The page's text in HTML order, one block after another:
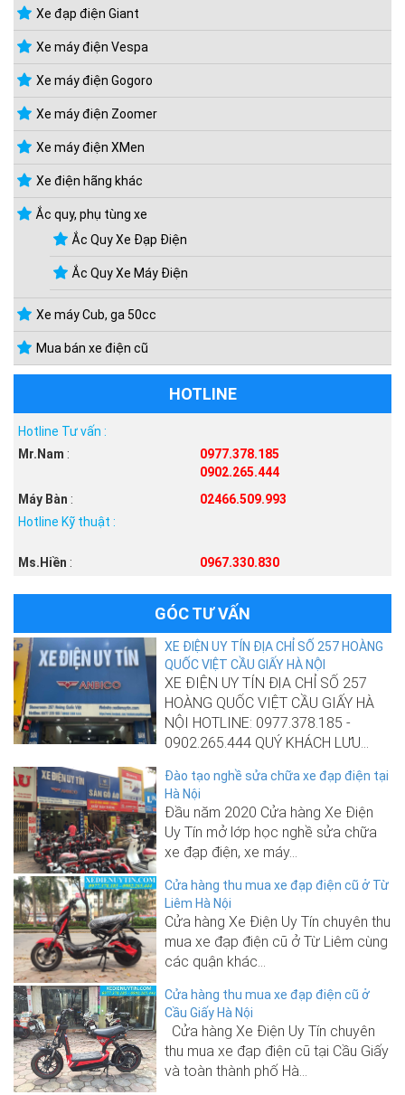
Xe đạp điện Giant
Xe máy điện Vespa
Xe máy điện Gogoro
Xe máy điện Zoomer
Xe máy điện XMen
Xe điện hãng khác
Ắc quy, phụ tùng xe
Ắc Quy Xe Đạp Điện
Ắc Quy Xe Máy Điện
Xe máy Cub, ga 50cc
Mua bán xe điện cũ
HOTLINE
Hotline Tư vấn :
Mr.Nam :
0977.378.185
0902.265.444
Máy Bàn :
02466.509.993
Hotline Kỹ thuật :
Ms.Hiền : 0967.330.830
GÓC TƯ VẤN
XE ĐIỆN UY TÍN ĐỊA CHỈ SỐ 257 HOÀNG
QUỐC VIỆT CẦU GIẤY HÀ NỘI
XE ĐIỆN UY TÍN ĐỊA CHỈ SỐ 257
HOÀNG QUỐC VIỆT CẦU GIẤY HÀ
NỘI HOTLINE: 0977.378.185 -
0902.265.444 QUÝ KHÁCH LƯU...
Đào tạo nghề sửa chữa xe đạp điện tại
Hà Nội
Đầu năm 2020 Cửa hàng Xe Điện
Uy Tín mở lớp học nghề sửa chữa
xe đạp điện, xe máy...
Cửa hàng thu mua xe đạp điện cũ ở Từ
Liêm Hà Nội
Cửa hàng Xe Điện Uy Tín chuyên thu
mua xe đạp điện cũ ở Từ Liêm cùng
các quận khác...
Cửa hàng thu mua xe đạp điện cũ ở
Cầu Giấy Hà Nội
Cửa hàng Xe Điện Uy Tín chuyên
thu mua xe đạp điện cũ tại Cầu Giấy
và toàn thành phố Hà...